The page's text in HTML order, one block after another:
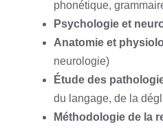
phonétique,
Psychologie et
Anatomie et
neurologie)
Étude des
du langage, de la
Méthodologie de la